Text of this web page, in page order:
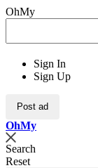
OhMy
Sign In
Sign Up
Post ad
OhMy
Search
Reset